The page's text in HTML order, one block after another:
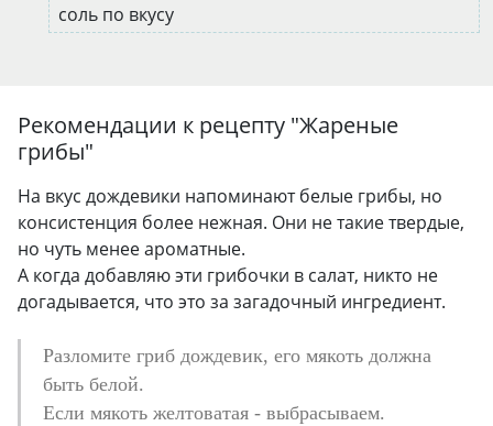
соль по вкусу
Рекомендации к рецепту "Жареные
грибы"
На вкус дождевики напоминают белые грибы, но
консистенция более нежная. Они не такие твердые,
но чуть менее ароматные.
А когда добавляю эти грибочки в салат, никто не
догадывается, что это за загадочный ингредиент.
Разломите гриб дождевик, его мякоть должна
быть белой.
Если мякоть желтоватая - выбрасываем.